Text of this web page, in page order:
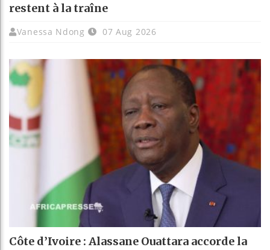
restent à la traîne
Vanessa Ndong 07 Aug 2026
Côte d’Ivoire : Alassane Ouattara accorde la